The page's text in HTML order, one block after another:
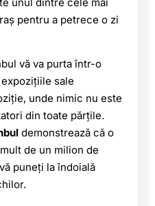
unul dintre cele mai
pentru a petrece o zi
vă va purta într-o
sale
unde nimic nu este
din toate părțile.
demonstrează că o
de un milion de
puneți la îndoială